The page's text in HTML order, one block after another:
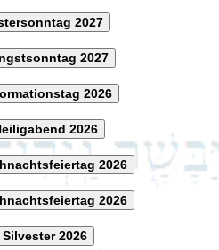
2027
2027
2026
2026
2026
2026
2026